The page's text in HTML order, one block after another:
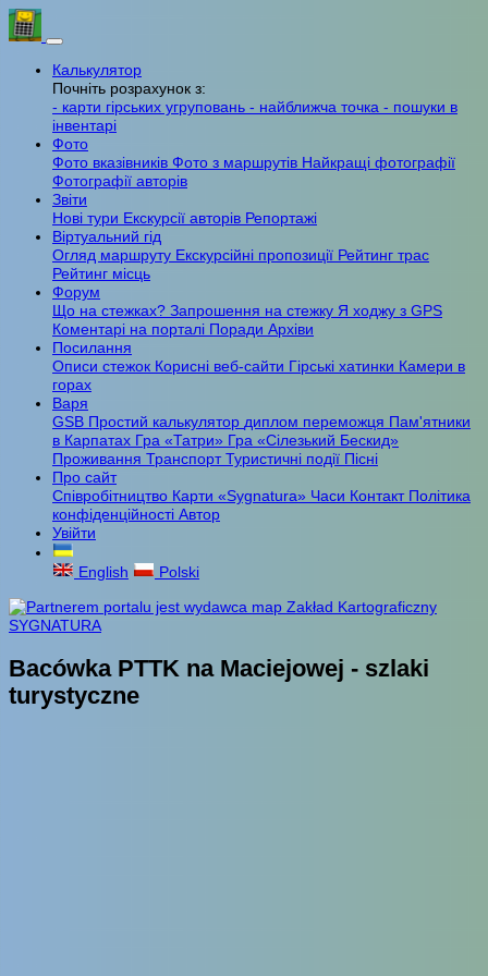
Калькулятор
Почніть розрахунок з:
- карти гірських угруповань - найближча точка - пошуки в
інвентарі
Фото
Фото вказівників Фото з маршрутів Найкращі фотографії
Фотографії авторів
Звіти
Нові тури Екскурсії авторів Репортажі
Віртуальний гід
Огляд маршруту Екскурсійні пропозиції Рейтинг трас
Рейтинг місць
Форум
Що на стежках? Запрошення на стежку Я ходжу з GPS
Коментарі на порталі Поради Архіви
Посилання
Описи стежок Корисні веб-сайти Гірські хатинки Камери в
горах
Варя
GSB Простий калькулятор диплом переможця Пам'ятники
в Карпатах Гра «Татри» Гра «Сілезький Бескид»
Проживання ТранспортТуристичні події Пісні
Про сайт
Співробітництво Карти «Sygnatura» Часи Контакт Політика
конфіденційності Автор
Увійти
English Polski
Bacówka PTTK na Maciejowej - szlaki
turystyczne